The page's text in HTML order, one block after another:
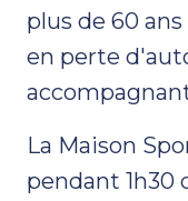
plus de 60
en perte
La Maison
pendant